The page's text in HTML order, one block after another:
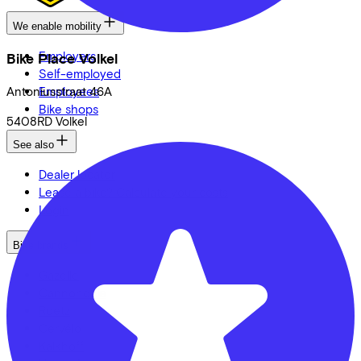
Bike Place Volkel
Antoniusstraat 46A
5408RD Volkel
We enable mobility
Employers
Self-employed
Employees
Bike shops
See also
Dealer locator
Lease a bike? Calculate your costs
Login
Bike brands
Cannondale